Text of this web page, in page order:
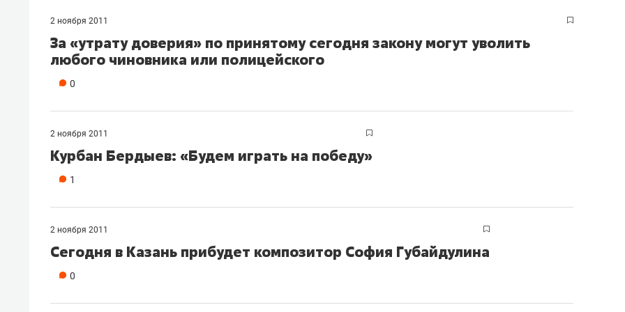
2 ноября 2011
За «утрату доверия» по принятому сегодня закону могут уволить
любого чиновника или полицейского
0
2 ноября 2011
Курбан Бердыев: «Будем играть на победу»
1
2 ноября 2011
Сегодня в Казань прибудет композитор София Губайдулина
0